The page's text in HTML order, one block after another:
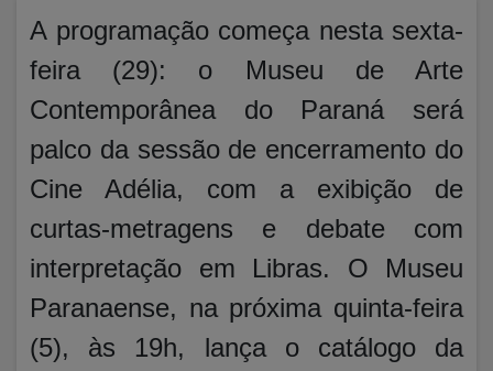
A programação começa nesta sexta-
feira (29): o Museu de Arte
Contemporânea do Paraná será
palco da sessão de encerramento do
Cine Adélia, com a exibição de
curtas-metragens e debate com
interpretação em Libras. O Museu
Paranaense, na próxima quinta-feira
(5), às 19h, lança o catálogo da